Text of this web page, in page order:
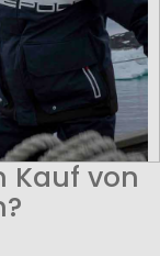
Kauf von